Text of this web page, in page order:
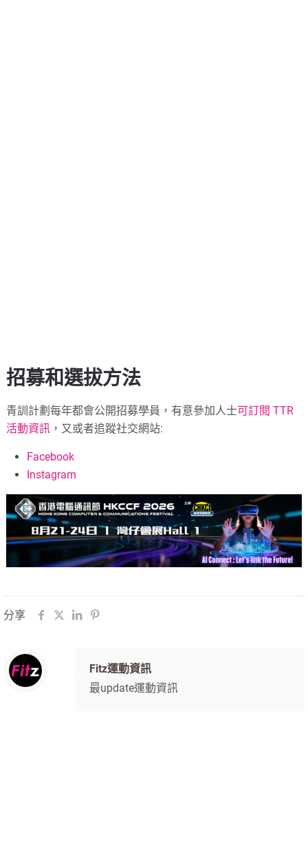
招募和選拔方法
青訓計劃每年都會公開招募學員，有意參加人士可訂閱 TTR
活動資訊 ，又或者追蹤社交網站:
Facebook
Instagram
分享
Fitz運動資訊
最update運動資訊